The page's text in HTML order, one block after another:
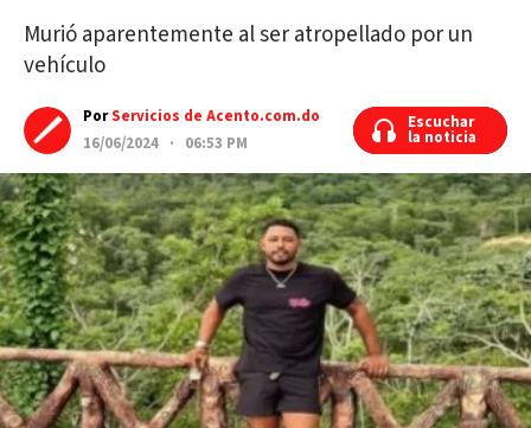
Murió aparentemente al ser atropellado por un
vehículo
PorServicios de Acento.com.do
16/06/2024 · 06:53 PM
Escuchar
la noticia
Escuchar
la noticia